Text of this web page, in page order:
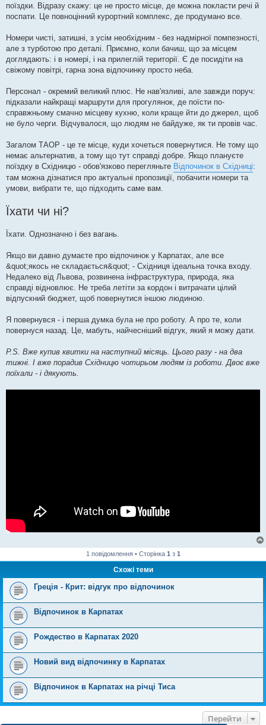
поїздки. Відразу скажу: це не просто місце, де можна покласти речі й
поспати. Це повноцінний курортний комплекс, де продумано все.
Номери чисті, затишні, з усім необхідним - без надмірної помпезності,
але з турботою про деталі. Приємно, коли бачиш, що за місцем
доглядають: і в номері, і на прилеглій території. Є де посидіти на
свіжому повітрі, гарна зона відпочинку просто неба.
Персонал - окремий великий плюс. Не нав'язливі, але завжди поруч:
підказали найкращі маршрути для прогулянок, де поїсти по-
справжньому смачно місцеву кухню, коли краще йти до джерел, щоб
не було черги. Відчувалося, що людям не байдуже, як ти провів час.
Загалом ТАОР - це те місце, куди хочеться повернутися. Не тому що
немає альтернатив, а тому що тут справді добре. Якщо плануєте
поїздку в Східницю - обов'язково перегляньте Відпочинок в Східниці:
там можна дізнатися про актуальні пропозиції, побачити номери та
умови, вибрати те, що підходить саме вам.
Їхати чи ні?
Їхати. Однозначно і без вагань.
Якщо ви давно думаєте про відпочинок у Карпатах, але все
&quot;якось не складається&quot; - Східниця ідеальна точка входу.
Недалеко від Львова, розвинена інфраструктура, природа, яка
справді відновлює. Не треба летіти за кордон і витрачати цілий
відпускний бюджет, щоб повернутися іншою людиною.
Я повернувся - і перша думка була не про роботу. А про те, коли
повернуся назад. Це, мабуть, найчесніший відгук, який я можу дати.
P.S. Вже купив квитки на наступний місяць. Цього разу - на два
тижні. І вже порадив Східницю чотирьом людям із роботи. Двоє вже
поїхали - і дякують.
1 повідомлення • Сторінка 1 з 1
Схожі теми
Греція - Крит: відгук про відпочинок
Відпочинок в Карпатах
Рождество в Карпатах 2020
Новий вид відпочинку в Карпатах
Відпочинок в Карпатах на річці Тиса
Перейти